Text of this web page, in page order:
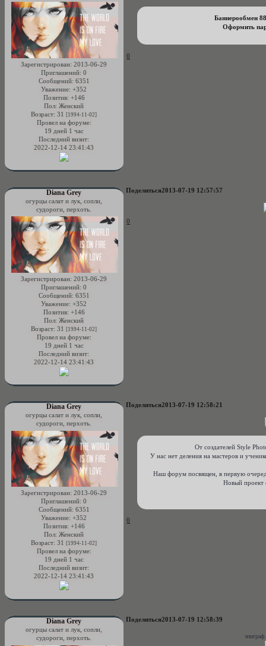
Зарегистрирован: 2013-06-29
Приглашений: 0
Сообщений: 6351
Уважение: +352
Позитив: +146
Пол: Женский
Возраст: 31[1994-11-02]
Провел на форуме:
19 дней 1 час
Последний визит:
2022-12-14 23:41:43
Баннерообмен
Оформить
0
Поделиться2013-07-19 12:57:57
Diana Grey
огурцы салат и лук, сопли,
судороги, перхоть.
Зарегистрирован: 2013-06-29
Приглашений: 0
Сообщений: 6351
Уважение: +352
Позитив: +146
Пол: Женский
Возраст: 31[1994-11-02]
Провел на форуме:
19 дней 1 час
Последний визит:
2022-12-14 23:41:43
0
Поделиться2013-07-19 12:58:21
Diana Grey
огурцы салат и лук, сопли,
судороги, перхоть.
Зарегистрирован: 2013-06-29
Приглашений: 0
Сообщений: 6351
Уважение: +352
Позитив: +146
Пол: Женский
Возраст: 31 [1994-11-02]
Провел на форуме:
19 дней 1 час
Последний визит:
2022-12-14 23:41:43
От создателей Style
У нас нет деления на мастеров и
Наш форум посвящен, в первую
Новый проект
0
Поделиться2013-07-19 12:58:39
Diana Grey
огурцы салат и лук, сопли,
судороги, перхоть.